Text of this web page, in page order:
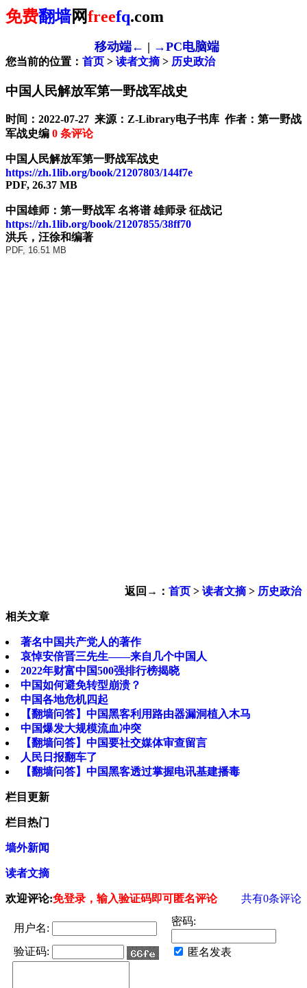
免费翻墙网freefq.com
移动端← | →PC电脑端
您当前的位置： 首页 > 读者文摘> 历史政治
中国人民解放军第一野战军战史
时间：2022-07-27 来源：Z-Library电子书库 作者：第一野战
军战史编 0 条评论
中国人民解放军第一野战军战史
https://zh.1lib.org/book/21207803/144f7e
PDF, 26.37 MB
中国雄师：第一野战军 名将谱 雄师录 征战记
https://zh.1lib.org/book/21207855/38ff70
洪兵，汪徐和编著
PDF, 16.51 MB
返回→： 首页 > 读者文摘> 历史政治
相关文章
著名中国共产党人的著作
哀悼安倍晋三先生——来自几个中国人
2022年财富中国500强排行榜揭晓
中国如何避免转型崩溃？
中国各地危机四起
【翻墙问答】中国黑客利用路由器漏洞植入木马
中国爆发大规模流血冲突
【翻墙问答】中国要社交媒体审查留言
人民日报翻车了
【翻墙问答】中国黑客透过掌握电讯基建播毒
栏目更新
栏目热门
墙外新闻
读者文摘
欢迎评论:免登录，输入验证码即可匿名评论 共有0条评论
用户名:
密码:
验证码: 匿名发表